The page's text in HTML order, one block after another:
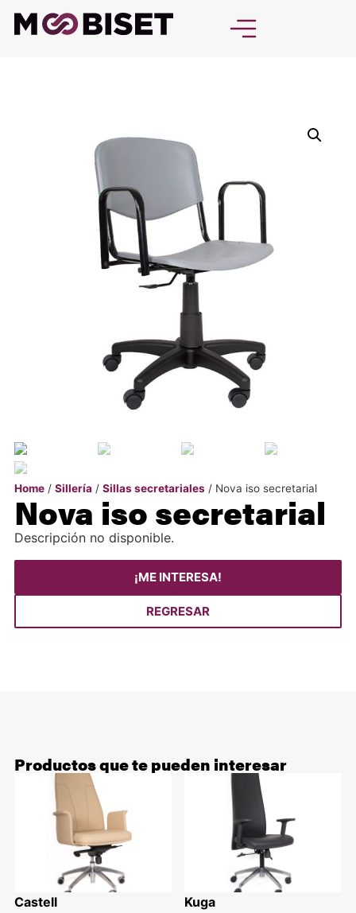
Home/ Sillería / Sillas secretariales / Nova iso secretarial
Nova iso secretarial
Descripción no disponible.
¡ME INTERESA!
REGRESAR
Productos que te pueden interesar
Castell Kuga